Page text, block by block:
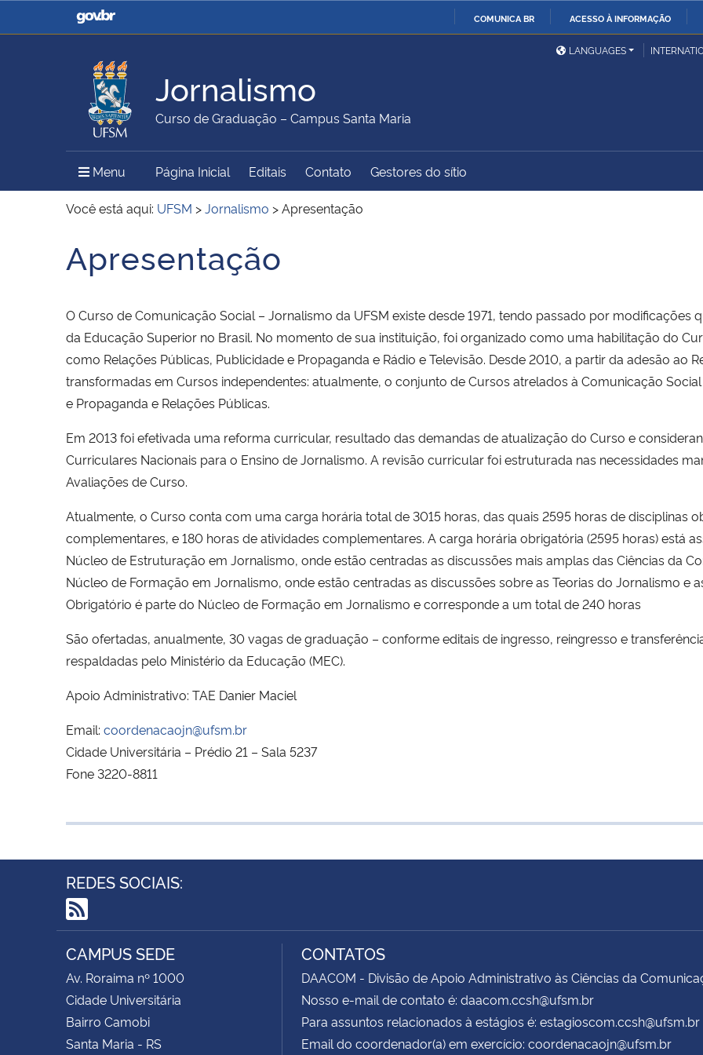
COMUNICA BR ACESSO À INFORMAÇÃO
Casa Civil
Ministério da Justiça e
Ministério da Defesa
Ministério das Relações
Exteriores
Ministério da Agricultura,
Pecuária e Abastecimento
Ministério da Educação
Ministério do Meio Ambiente Ministério do Turismo
Ministério do
Secretaria de Governo
Gabinete de Segurança
LANGUAGES
Jornalismo
Curso de Graduação – Campus Santa Maria
Menu Menu Principal do Sítio
Página Inicial Editais Contato Gestores do sítio
Você está aqui: UFSM >Jornalismo >Apresentação
Início do conteúdo
Apresentação
O Curso de Comunicação Social – Jornalismo da UFSM existe desde 1971, tendo passado por modificações
da Educação Superior no Brasil. No momento de sua instituição, foi organizado como uma habilitação do
como Relações Públicas, Publicidade e Propaganda e Rádio e Televisão. Desde 2010, a partir da adesão ao
transformadas em Cursos independentes: atualmente, o conjunto de Cursos atrelados à Comunicação
e Propaganda e Relações Públicas.
Em 2013 foi efetivada uma reforma curricular, resultado das demandas de atualização do Curso e
Curriculares Nacionais para o Ensino de Jornalismo. A revisão curricular foi estruturada nas necessidades
Avaliações de Curso.
Atualmente, o Curso conta com uma carga horária total de 3015 horas, das quais 2595 horas de disciplinas
complementares, e 180 horas de atividades complementares. A carga horária obrigatória (2595 horas) está
Núcleo de Estruturação em Jornalismo, onde estão centradas as discussões mais amplas das Ciências da
Núcleo de Formação em Jornalismo, onde estão centradas as discussões sobre as Teorias do Jornalismo e
Obrigatório é parte do Núcleo de Formação em Jornalismo e corresponde a um total de 240 horas
São ofertadas, anualmente, 30 vagas de graduação – conforme editais de ingresso, reingresso e
respaldadas pelo Ministério da Educação (MEC).
Apoio Administrativo: TAE Danier Maciel
Email: coordenacaojn@ufsm.br
Cidade Universitária – Prédio 21 – Sala 5237
Fone 3220-8811
REDES SOCIAIS:
RSS
CAMPUS SEDE
Av. Roraima nº 1000
Cidade Universitária
Bairro Camobi
Santa Maria - RS
CONTATOS
DAACOM - Divisão de Apoio Administrativo às Ciências da
Nosso e-mail de contato é: daacom.ccsh@ufsm.br
Para assuntos relacionados à estágios é: estagioscom.ccsh@ufsm.br
Email do coordenador(a) em exercício: coordenacaojn@ufsm.br